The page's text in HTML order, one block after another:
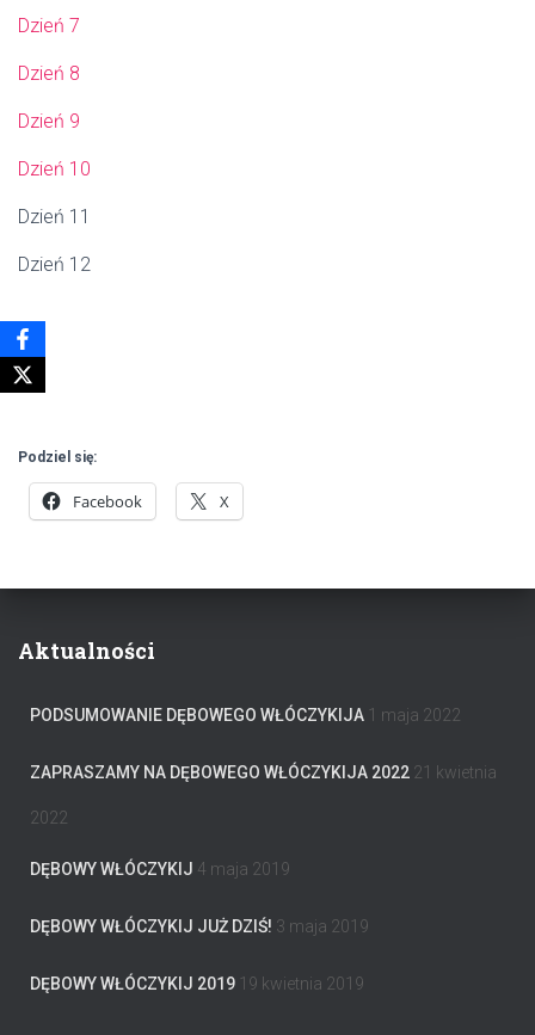
Dzień 7
Dzień 8
Dzień 9
Dzień 10
Dzień 11
Dzień 12
Podziel się:
Facebook X
Aktualności
PODSUMOWANIE DĘBOWEGO WŁÓCZYKIJA 1 maja 2022
ZAPRASZAMY NA DĘBOWEGO WŁÓCZYKIJA 2022 21 kwietnia
2022
DĘBOWY WŁÓCZYKIJ 4 maja 2019
DĘBOWY WŁÓCZYKIJ JUŻ DZIŚ! 3 maja 2019
DĘBOWY WŁÓCZYKIJ 2019 19 kwietnia 2019